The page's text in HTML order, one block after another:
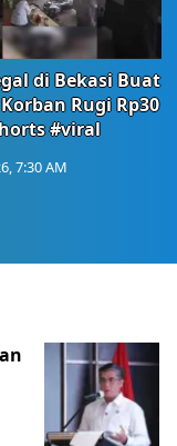
di Bekasi Buat
Rugi Rp30
#viral
7:30 AM